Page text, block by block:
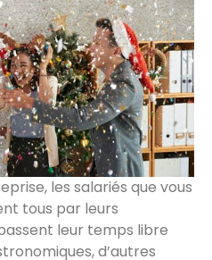
les salariés que vous
tous par leurs
leur temps libre
d’autres